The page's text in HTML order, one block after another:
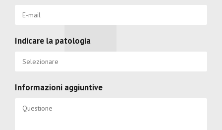
Indicare la patologia
Informazioni aggiuntive